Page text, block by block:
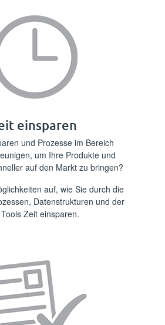
einsparen
und Prozesse im Bereich
um Ihre Produkte und
auf den Markt zu bringen?
auf, wie Sie durch die
Datenstrukturen und der
Zeit einsparen.